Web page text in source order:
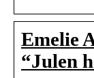
Emelie
“Julen